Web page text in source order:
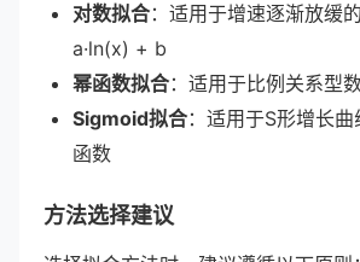
对数拟合：适用于增速逐渐放缓
a·ln(x) + b
幂函数拟合：适用于比例关系型
Sigmoid拟合：适用于S形增长
函数
方法选择建议